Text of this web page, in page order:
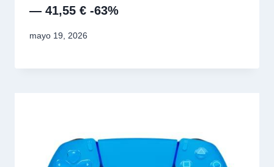
— 41,55 € -63%
mayo 19, 2026